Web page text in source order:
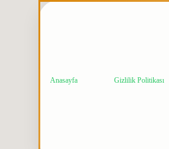
Anasayfa Gizlilik Politikası